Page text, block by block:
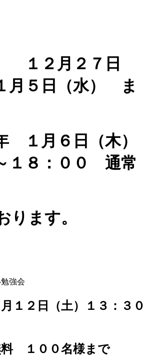
２７日
月５日（水） ま
１月６日（木）
１８：００ 通常
ります。
強会
１２日（土）１３：３０
１００名様まで